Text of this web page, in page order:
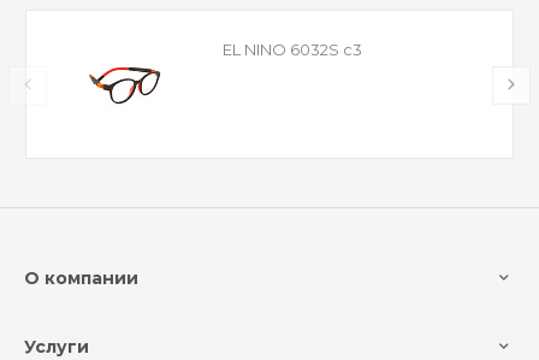
EL NINO 6032S c3
О компании
Услуги